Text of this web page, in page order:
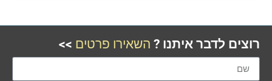
רוצים לדבר איתנו ? השאירו פרטים >>